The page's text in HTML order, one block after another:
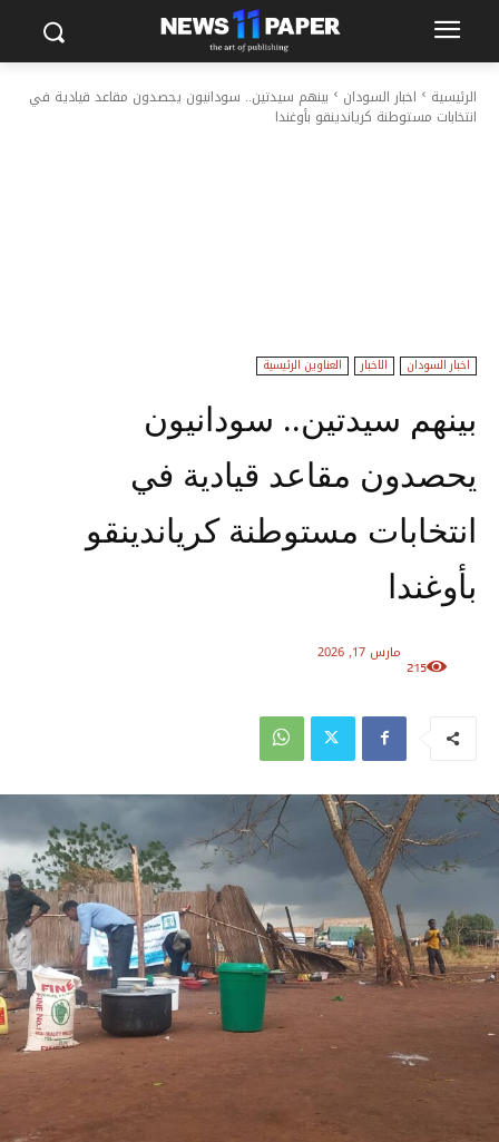
الرئيسية اخبار السودان
بينهم سيدتين.. سودانيون يحصدون مقاعد قيادية في
انتخابات مستوطنة كرياندينقو بأوغندا
اخبار السودان الاخبار العناوين الرئيسية
بينهم سيدتين.. سودانيون
يحصدون مقاعد قيادية في
انتخابات مستوطنة كرياندينقو
بأوغندا
مارس 17, 2026
215